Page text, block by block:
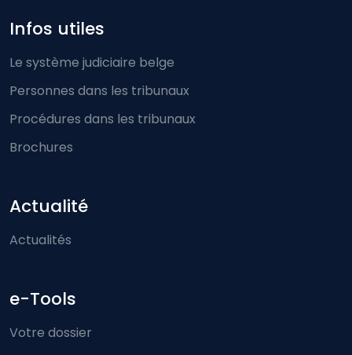
Infos utiles
Le système judiciaire belge
Personnes dans les tribunaux
Procédures dans les tribunaux
Brochures
Actualité
Actualités
e-Tools
Votre dossier